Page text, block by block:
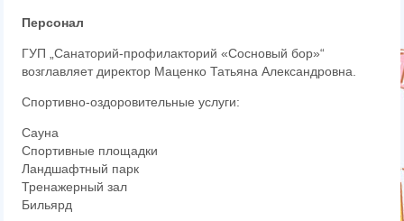
Персонал
ГУП „Санаторий-профилакторий «Сосновый бор»“
возглавляет директор Маценко Татьяна Александровна.
Спортивно-оздоровительные услуги:
Сауна
Спортивные площадки
Ландшафтный парк
Тренажерный зал
Бильярд